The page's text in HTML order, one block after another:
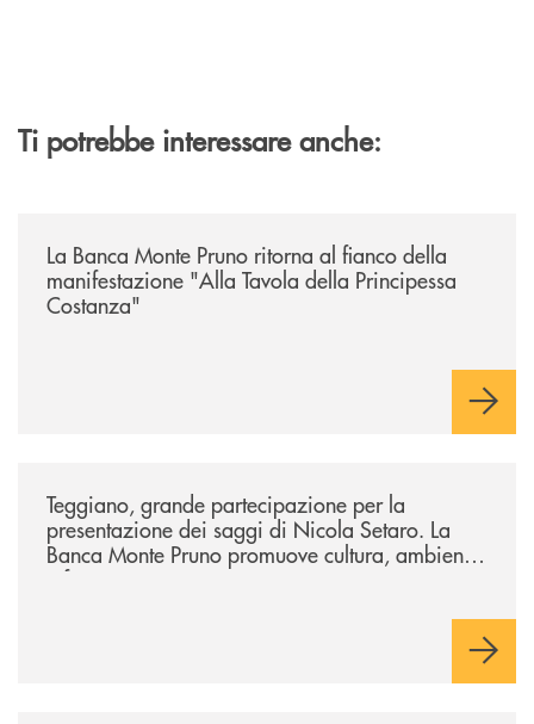
Ti potrebbe interessare anche:
La Banca Monte Pruno ritorna al fianco della
manifestazione "Alla Tavola della Principessa
Costanza"
Teggiano, grande partecipazione per la
presentazione dei saggi di Nicola Setaro. La
Banca Monte Pruno promuove cultura, ambiente
e futuro